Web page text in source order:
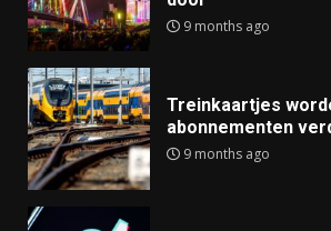
9 months ago
Treinkaartjes
abonnementen
9 months ago